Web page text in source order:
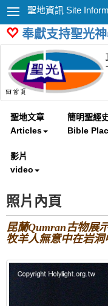
聖地資訊 Site
奉獻支持聖光
聖地文章
Articles
簡明聖經
Bible
影片
video
照片內頁
昆蘭Qumran古物展
牧羊人無意中在岩